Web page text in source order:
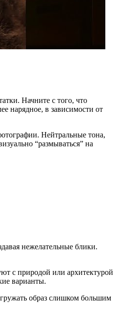
Начните с того, что
нарядное, в зависимости от
Нейтральные тона,
“размываться” на
нежелательные блики.
с природой или архитектурой
варианты.
образ слишком большим